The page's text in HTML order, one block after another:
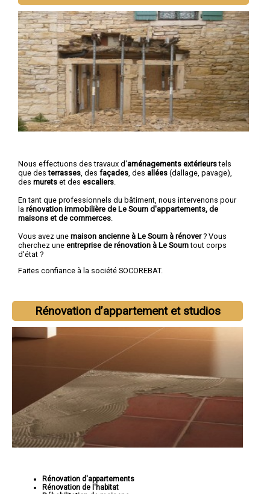
Nous effectuons des travaux d'aménagements extérieurstels
que desterrasses , des façades , des allées (dallage, pavage),
des murets et des escaliers
En tant que professionnels du bâtiment, nous intervenons pour
la rénovation immobilière de Le Sourn d'appartements, de
maisons et de commerces
Vous avez une maison ancienne à Le Sourn à rénover? Vous
cherchez une entreprise de rénovation à Le Sourntout corps
d'état ?
Faites confiance à la société SOCOREBAT.
Rénovation d’appartement et studios
Rénovation d'appartements
Rénovation de l'habitat